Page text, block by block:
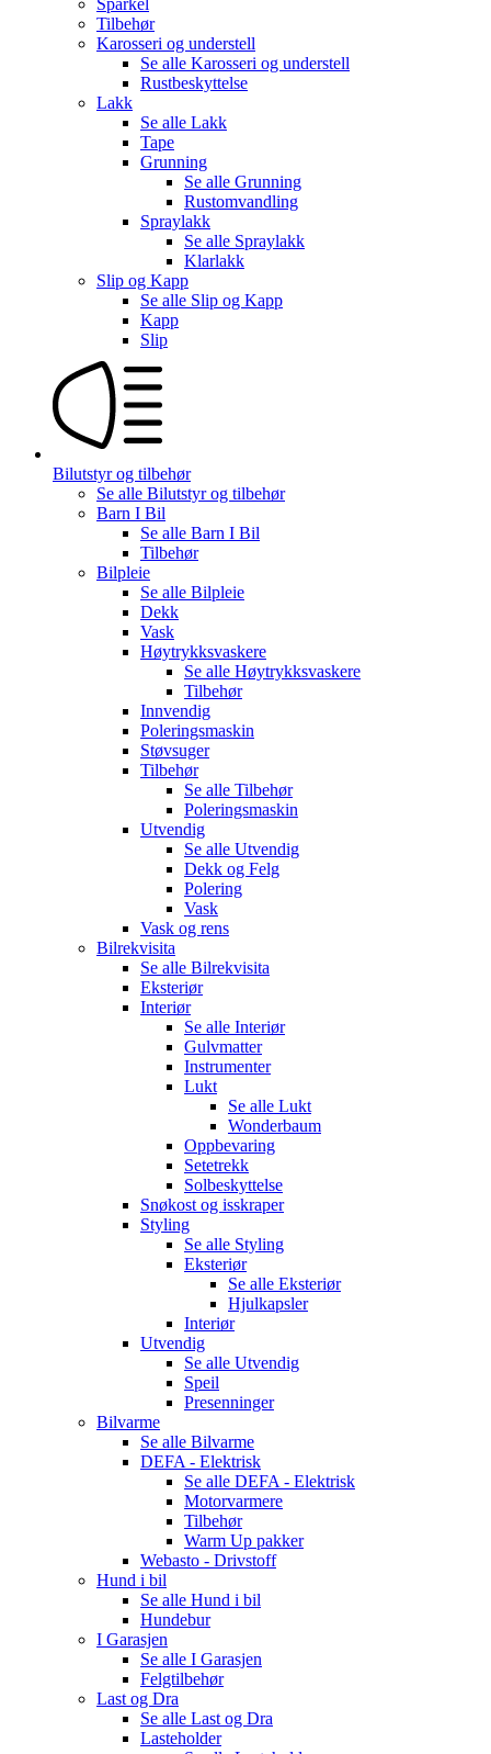
Tilbehør
Karosseri og understell
Se alle Karosseri og understell
Rustbeskyttelse
Lakk
Se alle Lakk
Tape
Grunning
Se alle Grunning
Rustomvandling
Spraylakk
Se alle Spraylakk
Klarlakk
Slip og Kapp
Se alle Slip og Kapp
Kapp
Slip
Bilutstyr og tilbehør
Se alle Bilutstyr og tilbehør
Barn I Bil
Se alle Barn I Bil
Tilbehør
Bilpleie
Se alle Bilpleie
Dekk
Vask
Høytrykksvaskere
Se alle Høytrykksvaskere
Tilbehør
Innvendig
Poleringsmaskin
Støvsuger
Tilbehør
Se alle Tilbehør
Poleringsmaskin
Utvendig
Se alle Utvendig
Dekk og Felg
Polering
Vask
Vask og rens
Bilrekvisita
Se alle Bilrekvisita
Eksteriør
Interiør
Se alle Interiør
Gulvmatter
Instrumenter
Lukt
Se alle Lukt
Wonderbaum
Oppbevaring
Setetrekk
Solbeskyttelse
Snøkost og isskraper
Styling
Se alle Styling
Eksteriør
Se alle Eksteriør
Hjulkapsler
Interiør
Utvendig
Se alle Utvendig
Speil
Presenninger
Bilvarme
Se alle Bilvarme
DEFA - Elektrisk
Se alle DEFA - Elektrisk
Motorvarmere
Tilbehør
Warm Up pakker
Webasto - Drivstoff
Hund i bil
Se alle Hund i bil
Hundebur
I Garasjen
Se alle I Garasjen
Felgtilbehør
Last og Dra
Se alle Last og Dra
Lasteholder